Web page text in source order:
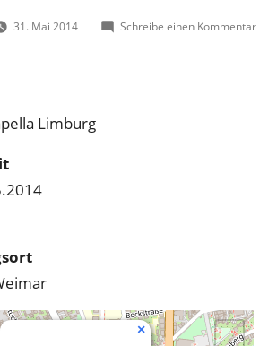
31. Mai 2014 Schreibe einen Kommentarzu
Limburg
×